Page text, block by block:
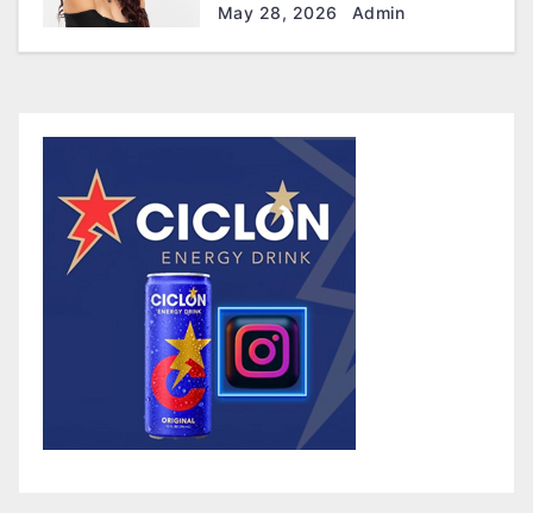
May 28, 2026 Admin